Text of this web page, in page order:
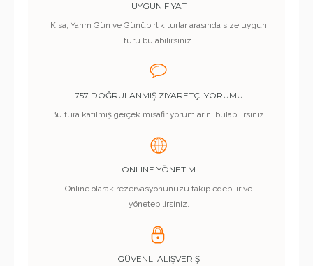
UYGUN FIYAT
Kısa, Yarım Gün ve Günübirlik turlar arasında size uygun
turu bulabilirsiniz.
757 DOĞRULANMIŞ ZIYARETÇI YORUMU
Bu tura katılmış gerçek misafir yorumlarını bulabilirsiniz.
ONLINE YÖNETIM
Online olarak rezervasyonunuzu takip edebilir ve
yönetebilirsiniz.
GÜVENLI ALIŞVERIŞ